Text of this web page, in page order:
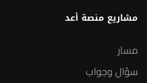
مشاريع منصة أعد
مسار
سؤال وجواب